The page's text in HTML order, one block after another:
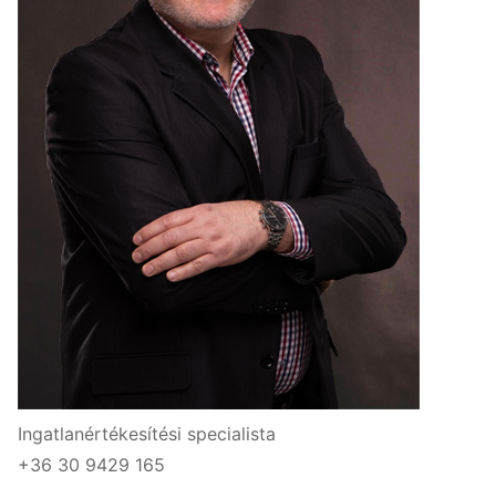
Ingatlanértékesítési specialista
+36 30 9429 165